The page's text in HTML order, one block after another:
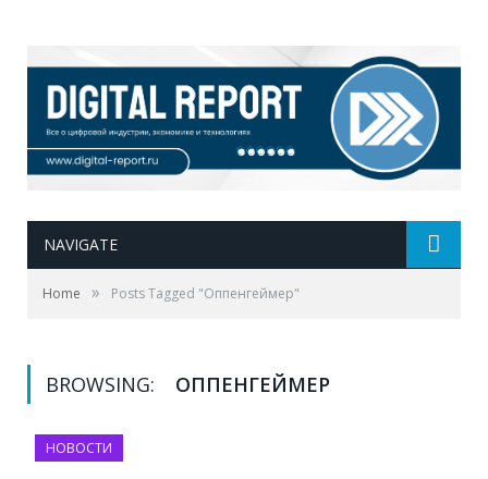
NAVIGATE
Home » Posts Tagged "Оппенгеймер"
BROWSING: ОППЕНГЕЙМЕР
НОВОСТИ